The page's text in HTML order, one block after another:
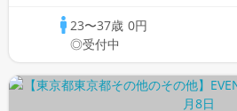
23〜37歳0円
◎受付中